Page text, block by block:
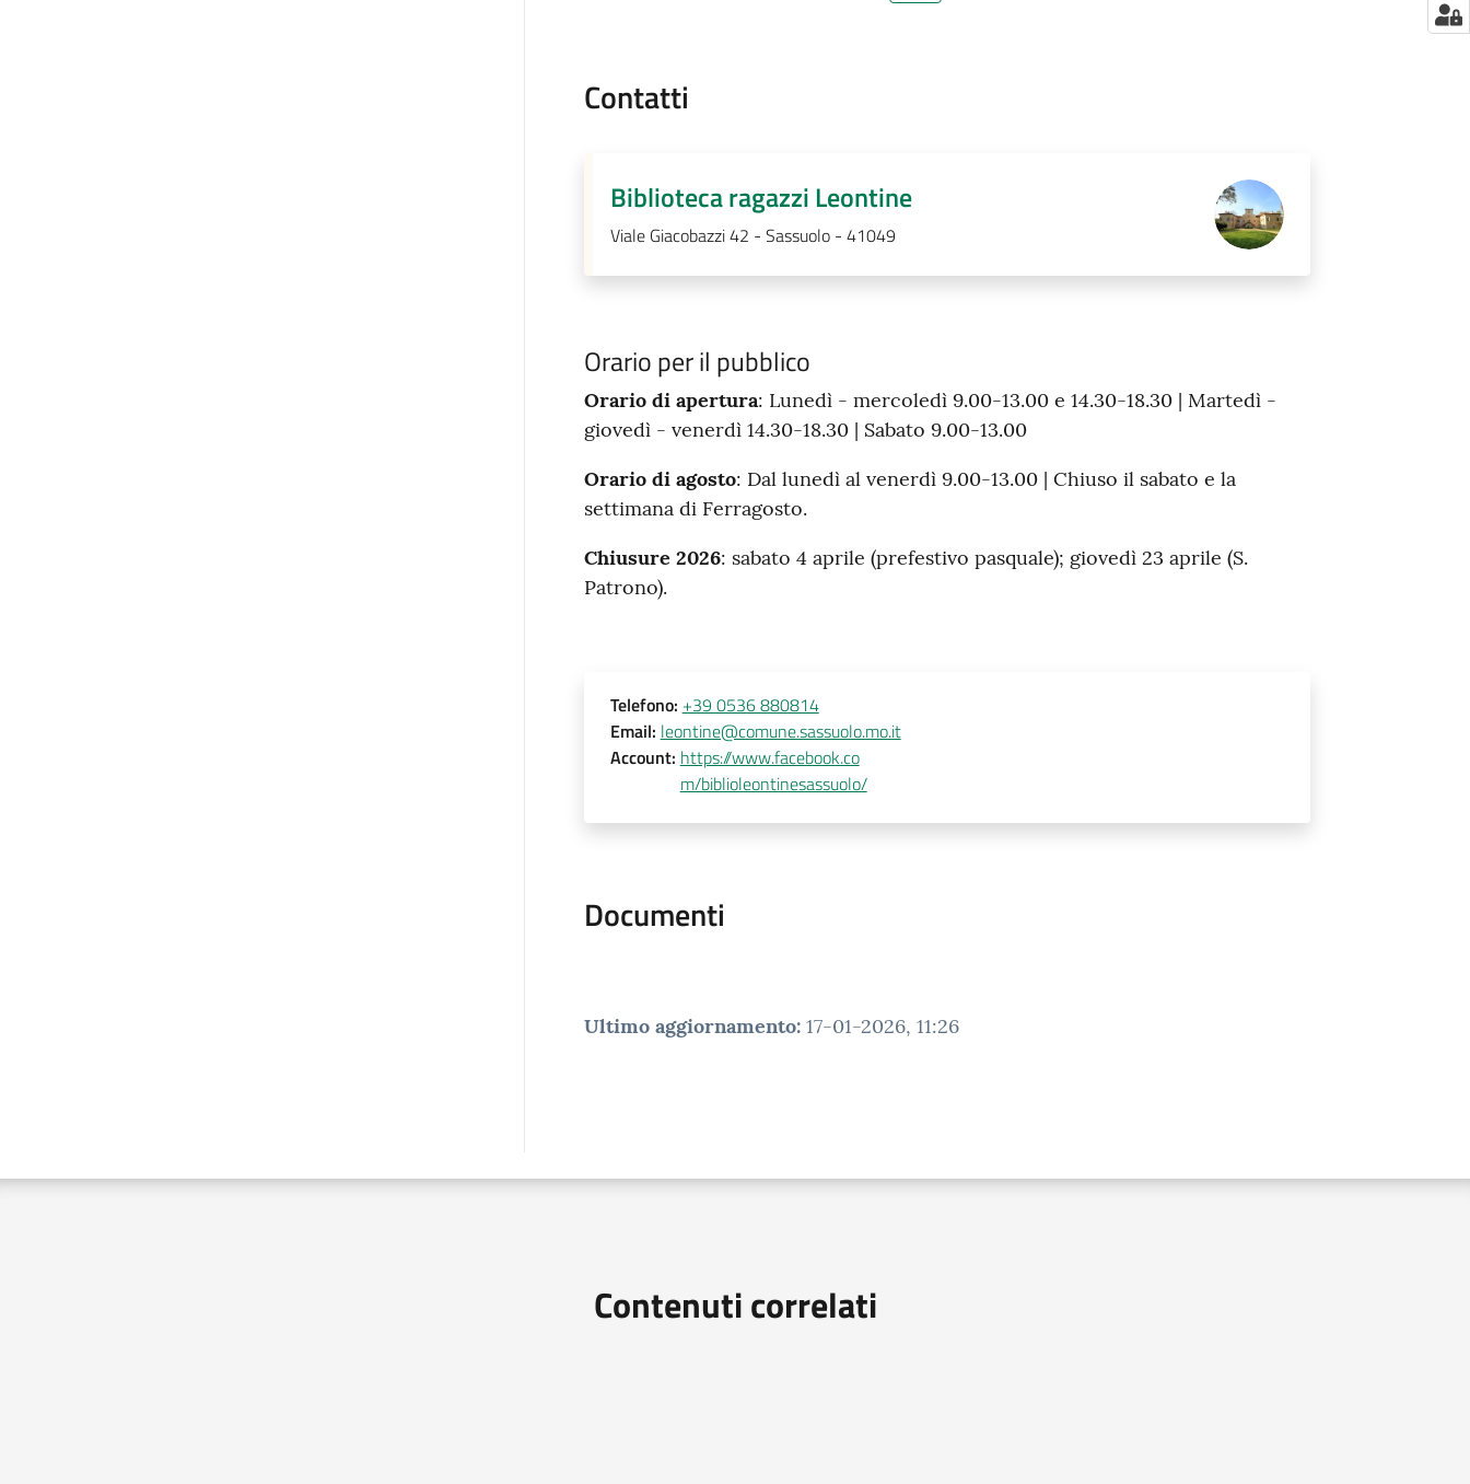
Contatti
Biblioteca ragazzi Leontine
Viale Giacobazzi 42 - Sassuolo - 41049
Orario per il pubblico
Orario di apertura: Lunedì - mercoledì 9.00-13.00 e 14.30-18.30 | Martedì -
giovedì - venerdì 14.30-18.30 | Sabato 9.00-13.00
Orario di agosto: Dal lunedì al venerdì 9.00-13.00 | Chiuso il sabato e la
settimana di Ferragosto.
Chiusure 2026: sabato 4 aprile (prefestivo pasquale); giovedì 23 aprile (S.
Patrono).
Telefono: +39 0536 880814
Email: leontine@comune.sassuolo.mo.it
Account: https://www.facebook.co
m/biblioleontinesassuolo/
Documenti
Ultimo aggiornamento: 17-01-2026, 11:26
Contenuti correlati